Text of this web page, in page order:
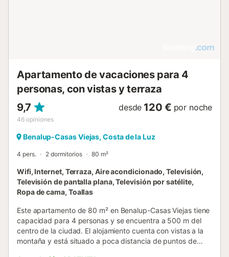
Apartamento de vacaciones para 4
personas, con vistas y terraza
9,7
46 opiniones
desde 120 € por noche
Benalup-Casas Viejas, Costa de la Luz
4 pers. 2 dormitorios 80 m²
Wifi, Internet, Terraza, Aire acondicionado, Televisión,
Televisión de pantalla plana, Televisión por satélite,
Ropa de cama, Toallas
Este apartamento de 80 m² en Benalup-Casas Viejas tiene
capacidad para 4 personas y se encuentra a 500 m del
centro de la ciudad. El alojamiento cuenta con vistas a la
montaña y está situado a poca distancia de puntos de